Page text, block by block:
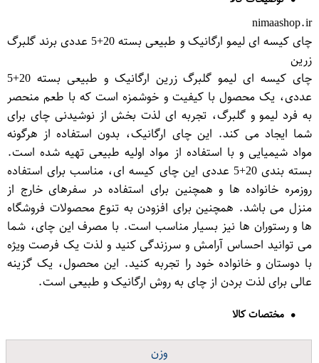
nimaashop.ir
چای کیسه ای لیمو ارگانیک و طبیعی بسته 20+5 عددی برند گلبرگ
زرین
چای کیسه ای لیمو گلبرگ زرین ارگانیک و طبیعی بسته 20+5
عددی، یک محصول با کیفیت و خوشمزه است که با طعم منحصر
به فرد لیمو و گلبرگ، تجربه ای لذت بخش از نوشیدنی چای برای
شما ایجاد می کند. این چای ارگانیک، بدون استفاده از هرگونه
مواد شیمیایی و با استفاده از مواد اولیه طبیعی تهیه شده است.
بسته بندی 20+5 عددی این چای کیسه ای، مناسب برای استفاده
روزمره خانواده ها و همچنین برای استفاده در سفرهای خارج از
منزل می باشد. همچنین برای افزودن به تنوع محصولات فروشگاه
ها و رستوران ها نیز بسیار مناسب است. با مصرف این چای، شما
می توانید احساس آرامش و سرزندگی کنید و لذت یک فرصت ویژه
با دوستان و خانواده خود را تجربه کنید. این محصول، یک گزینه
عالی برای لذت بردن از چای به روش ارگانیک و طبیعی است.
مختصات کالا
وزن